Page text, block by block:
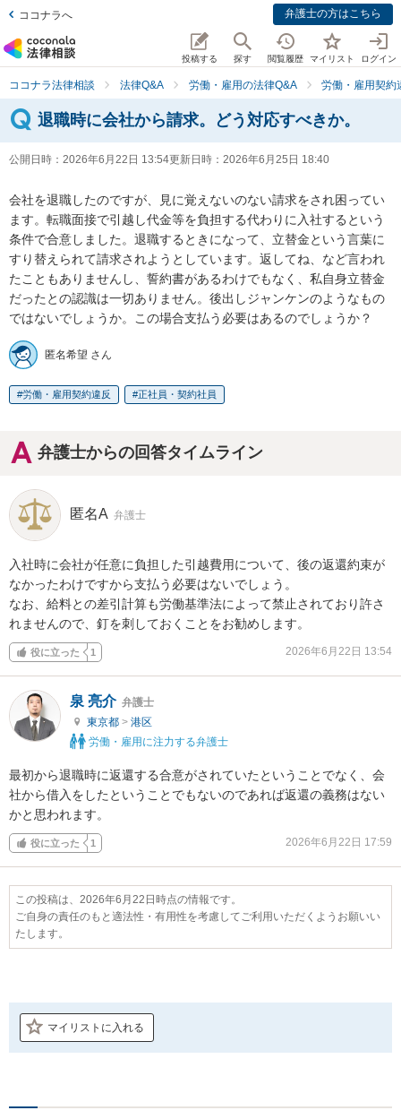
ココナラへ 弁護士の方はこちら
投稿する 探す 閲覧履歴 マイリスト ログイン
ココナラ法律相談 法律Q&A 労働・雇用の法律Q&A 労働・雇用契約
退職時に会社から請求。どう対応すべきか。
公開日時： 2026年6月22日 13:54更新日時： 2026年6月25日 18:40
会社を退職したのですが、見に覚えないのない請求をされ困ってい
ます。転職面接で引越し代金等を負担する代わりに入社するという
条件で合意しました。退職するときになって、立替金という言葉に
すり替えられて請求されようとしています。返してね、など言われ
たこともありませんし、誓約書があるわけでもなく、私自身立替金
だったとの認識は一切ありません。後出しジャンケンのようなもの
ではないでしょうか。この場合支払う必要はあるのでしょうか？
匿名希望 さん
労働・雇用契約違反 正社員・契約社員
弁護士からの回答タイムライン
匿名A 弁護士
入社時に会社が任意に負担した引越費用について、後の返還約束が
なかったわけですから支払う必要はないでしょう。
なお、給料との差引計算も労働基準法によって禁止されており許さ
れませんので、釘を刺しておくことをお勧めします。
役に立った 1 2026年6月22日 13:54
泉 亮介 弁護士
東京都 > 港区
労働・雇用に注力する弁護士
最初から退職時に返還する合意がされていたということでなく、会
社から借入をしたということでもないのであれば返還の義務はない
かと思われます。
役に立った 1 2026年6月22日 17:59
この投稿は、2026年6月22日時点の情報です。
ご自身の責任のもと適法性・有用性を考慮してご利用いただくようお願いい
たします。
マイリストに入れる